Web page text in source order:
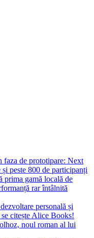
faza de prototipare: Next
peste 800 de participanți
prima gamă locală de
rar întâlnită
personală și
citește Alice Books!
noul roman al lui